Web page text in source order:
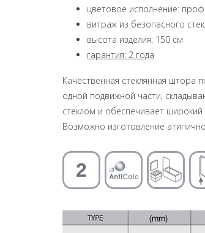
цветовое исполнение:
витраж из безопасного
высота изделия: 150 см
гарантия: 2 года
Качественная стеклянная штора
одной подвижной части,
стеклом и обеспечивает широкий
Возможно изготовление